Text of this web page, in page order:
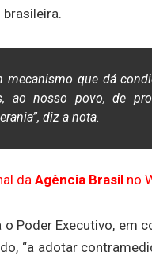
mecanismo que dá
ao nosso povo, de
diz a nota.
da Agência Brasil no
o Poder Executivo, em
“a adotar